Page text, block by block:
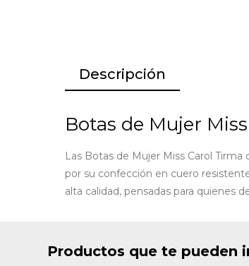
Descripción
Botas de Mujer
Las Botas de Mujer Miss Carol
por su confección en cuero
alta calidad, pensadas para quienes
Productos que te pueden